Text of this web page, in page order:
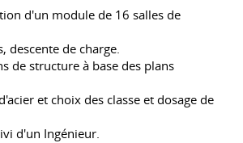
d'un module de 16 salles de
descente de charge.
de structure à base des plans
et choix des classe et dosage de
d'un Ingénieur.